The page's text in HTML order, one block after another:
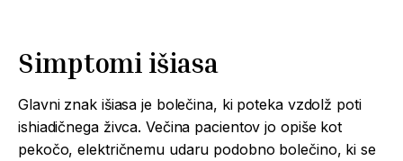
Simptomi išiasa
Glavni znak išiasa je bolečina, ki poteka vzdolž poti
ishiadičnega živca. Večina pacientov jo opiše kot
pekočo, električnemu udaru podobno bolečino, ki se